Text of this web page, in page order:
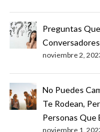
Preguntas
Conversadores
noviembre 2,
No Puedes
Te Rodean,
Personas Que
noviembre 1,